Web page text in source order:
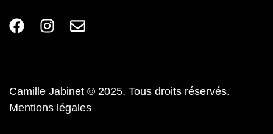
Camille Jabinet © 2025. Tous droits réservés.
Mentions légales